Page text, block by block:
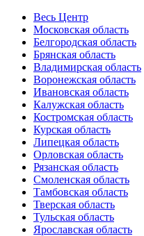
Весь Центр
Московская область
Белгородская область
Брянская область
Владимирская область
Воронежская область
Ивановская область
Калужская область
Костромская область
Курская область
Липецкая область
Орловская область
Рязанская область
Смоленская область
Тамбовская область
Тверская область
Тульская область
Ярославская область